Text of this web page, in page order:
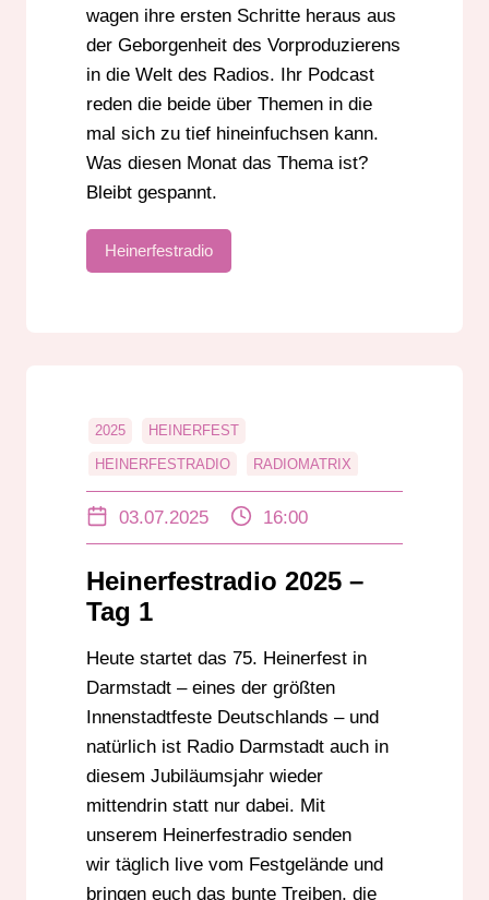
wagen ihre ersten Schritte heraus aus
der Geborgenheit des Vorproduzierens
in die Welt des Radios. Ihr Podcast
reden die beide über Themen in die
mal sich zu tief hineinfuchsen kann.
Was diesen Monat das Thema ist?
Bleibt gespannt.
Heinerfestradio
2025 HEINERFEST
HEINERFESTRADIO RADIOMATRIX
03.07.2025 16:00
Heinerfestradio 2025 –
Tag 1
Heute startet das 75. Heinerfest in
Darmstadt – eines der größten
Innenstadtfeste Deutschlands – und
natürlich ist Radio Darmstadt auch in
diesem Jubiläumsjahr wieder
mittendrin statt nur dabei. Mit
unserem Heinerfestradio senden
wir täglich live vom Festgelände und
bringen euch das bunte Treiben, die